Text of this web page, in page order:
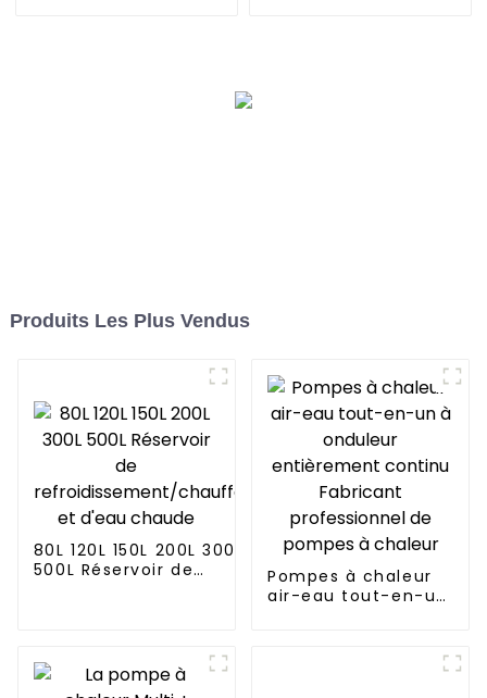
Produits Les Plus Vendus
80L 120L 150L 200L 300L
500L Réservoir de
refroidissement/chauffage
Pompes à chaleur
air-eau tout-en-un